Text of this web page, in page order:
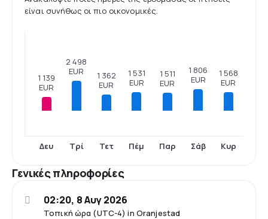
είναι συνήθως οι πιο οικονομικές.
1 139
EUR
Δευ
2 498
EUR
Τρί
1 362
EUR
Τετ
1 531
EUR
Πέμ
1 511
EUR
Παρ
1 806
EUR
Σάβ
1 568
EUR
Κυρ
Γενικές πληροφορίες
Τοπική ώρα (UTC-4) in Oranjestad
02:20, 8 Αυγ 2026